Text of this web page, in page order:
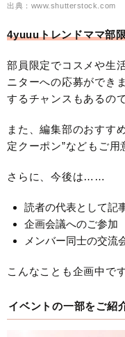
出典：www.shutterstock.com
4yuuuトレンドママ部
部員限定でコスメや生
ニターへの応募ができ
するチャンスもあるの
また、編集部のおすす
定クーポン”などもご用
さらに、今後は……
読者の代表として記
企画会議へのご参加
メンバー同士の交流
こんなことも企画中です
イベントの一部をご紹